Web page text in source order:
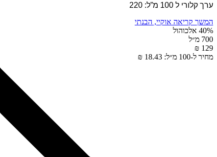
ערך קלורי ל 100 מ”ל: 220
המשך קריאה אוקיי, הבנתי
40% אלכוהול
700 מ״ל
129 ₪
מחיר ל-100 מ״ל: 18.43 ₪